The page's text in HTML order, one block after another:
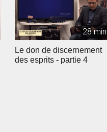
28 min
Le don de discernement
des esprits - partie 4